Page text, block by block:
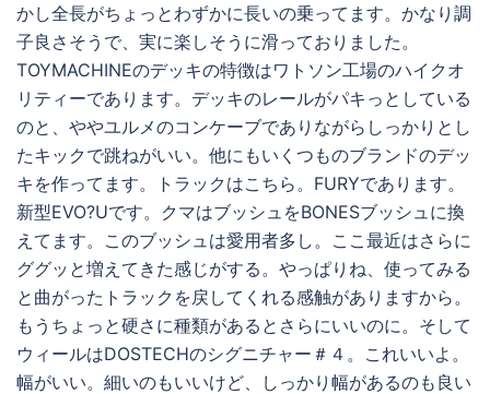
かし全長がちょっとわずかに長いの乗ってます。かなり調
子良さそうで、実に楽しそうに滑っておりました。
TOYMACHINEのデッキの特徴はワトソン工場のハイクオ
リティーであります。デッキのレールがパキっとしている
のと、ややユルメのコンケーブでありながらしっかりとし
たキックで跳ねがいい。他にもいくつものブランドのデッ
キを作ってます。トラックはこちら。FURYであります。
新型EVO?Uです。クマはブッシュをBONESブッシュに換
えてます。このブッシュは愛用者多し。ここ最近はさらに
ググッと増えてきた感じがする。やっぱりね、使ってみる
と曲がったトラックを戻してくれる感触がありますから。
もうちょっと硬さに種類があるとさらにいいのに。そして
ウィールはDOSTECHのシグニチャー＃４。これいいよ。
幅がいい。細いのもいいけど、しっかり幅があるのも良い